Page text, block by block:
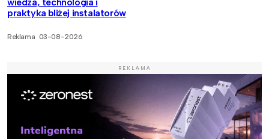
wiedza, technologia i
praktyka bliżej instalatorów
Reklama 03-08-2026
REKLAMA